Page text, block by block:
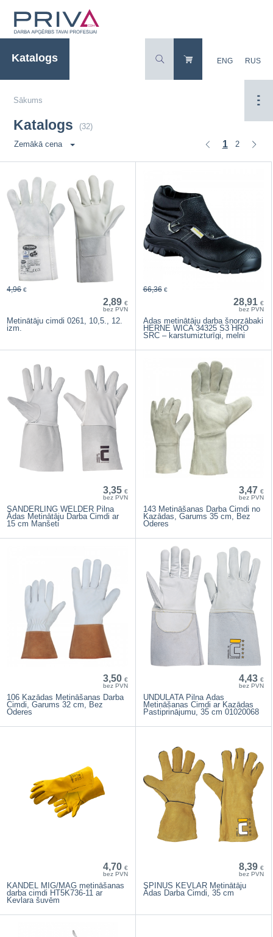
Katalogs ENG RUS
Sākums
Katalogs (32)
1 2
Zemākā cena
2,89 €
bez PVN
4,96 €
Metinātāju cimdi 0261, 10,5., 12.
izm.
28,91 €
bez PVN
66,36 €
Ādas metinātāju darba šņorzābaki
HERNE WICA 34325 S3 HRO
SRC – karstumizturīgi, melni
3,35 €
bez PVN
SANDERLING WELDER Pilna
Ādas Metinātāju Darba Cimdi ar
15 cm Manšeti
3,47 €
bez PVN
143 Metināšanas Darba Cimdi no
Kazādas, Garums 35 cm, Bez
Oderes
3,50 €
bez PVN
106 Kazādas Metināšanas Darba
Cimdi, Garums 32 cm, Bez
Oderes
4,43 €
bez PVN
UNDULATA Pilna Ādas
Metināšanas Cimdi ar Kazādas
Pastiprinājumu, 35 cm 01020068
4,70 €
bez PVN
KANDEL MIG/MAG metināšanas
darba cimdi HT5K736-11 ar
Kevlara šuvēm
8,39 €
bez PVN
SPINUS KEVLAR Metinātāju
Ādas Darba Cimdi, 35 cm